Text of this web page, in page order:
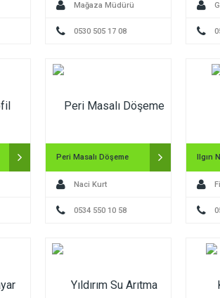
Mağaza Müdürü
0530 505 17 08
Peri Masalı Döşeme
Naci Kurt
0534 550 10 58
Ilgın